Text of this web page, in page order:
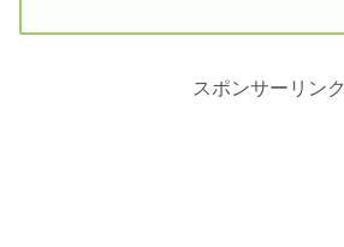
スポンサーリンク